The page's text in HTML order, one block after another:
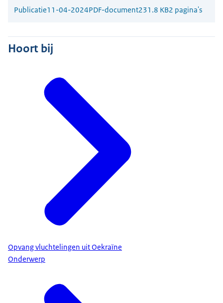
Publicatie11-04-2024PDF-document231.8 KB2 pagina's
Hoort bij
Opvang vluchtelingen uit Oekraïne
Onderwerp